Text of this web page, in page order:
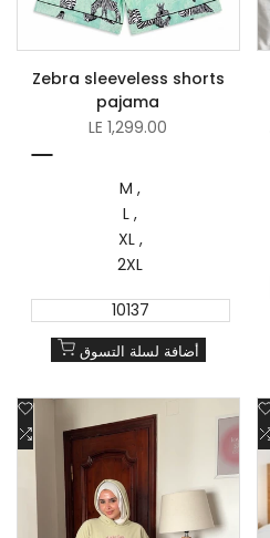
Zebra sleeveless shorts
pajama
Sale
price
LE 1,299.00
M
L
XL
2XL
10137
Add
Wishlist
Compare